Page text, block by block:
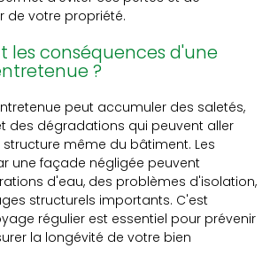
de votre propriété.
les conséquences d'une
?
peut accumuler des saletés,
des dégradations qui peuvent aller
même du bâtiment. Les
une façade négligée peuvent
d'eau, des problèmes d'isolation,
structurels importants. C'est
régulier est essentiel pour prévenir
la longévité de votre bien